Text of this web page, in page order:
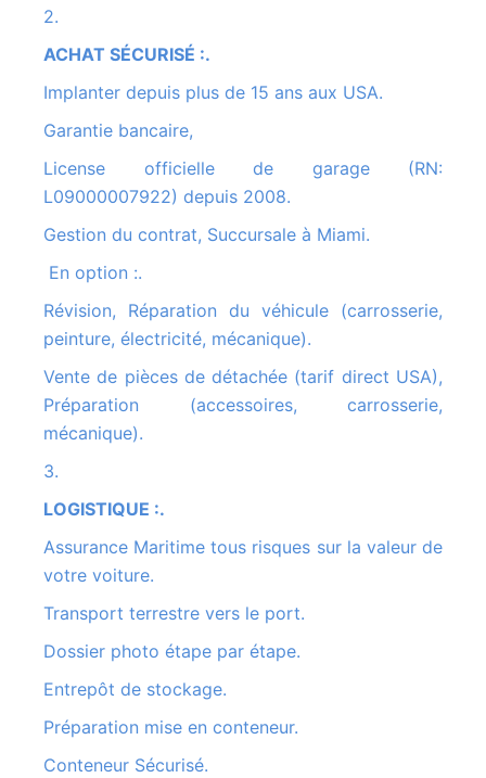
2.
ACHAT SÉCURISÉ :.
Implanter depuis plus de 15 ans aux USA.
Garantie bancaire,
License officielle de garage (RN:
L09000007922) depuis 2008.
Gestion du contrat, Succursale à Miami.
En option :.
Révision, Réparation du véhicule (carrosserie,
peinture, électricité, mécanique).
Vente de pièces de détachée (tarif direct USA),
Préparation (accessoires, carrosserie,
mécanique).
3.
LOGISTIQUE :.
Assurance Maritime tous risques sur la valeur de
votre voiture.
Transport terrestre vers le port.
Dossier photo étape par étape.
Entrepôt de stockage.
Préparation mise en conteneur.
Conteneur Sécurisé.